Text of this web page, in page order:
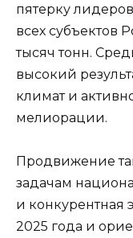
пятерку
всех субъектов
тысяч тонн.
высокий
климат и
мелиорации.
Продвижение
задачам
и конкурентная
2025 года и